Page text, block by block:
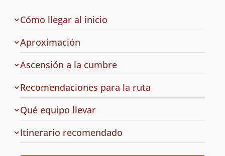
Cómo llegar al inicio
la
Aproximación
Ascensión a la cumbre
Recomendaciones para la ruta
Qué equipo llevar
Cuál
es
Itinerario recomendado